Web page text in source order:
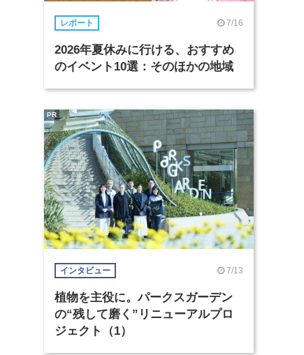
レポート 7/16
2026年夏休みに行ける、おすすめ
のイベント10選：そのほかの地域
インタビュー 7/13
植物を主役に。パークスガーデン
の“残して磨く”リニューアルプロ
ジェクト（1）
PR